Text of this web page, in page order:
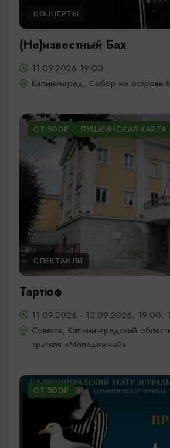
КОНЦЕРТЫ
(Не)известный Бах
11.09.2026 19:00
Калининград, Собор на острове
ОТ 500₽ ПУШКИНСКАЯ КАРТА
СПЕКТАКЛИ
Тартюф
11.09.2026 - 12.09.2026, 19:00,
Советск, Калининградский
зрителя «Молодежный»
ОТ 500₽